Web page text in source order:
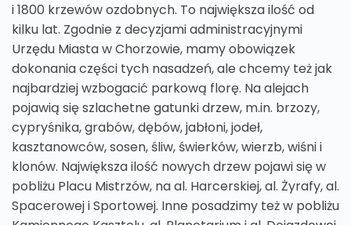
i 1800 krzewów ozdobnych. To największa ilość od
kilku lat. Zgodnie z decyzjami administracyjnymi
Urzędu Miasta w Chorzowie, mamy obowiązek
dokonania części tych nasadzeń, ale chcemy też jak
najbardziej wzbogacić parkową florę. Na alejach
pojawią się szlachetne gatunki drzew, m.in. brzozy,
cypryśnika, grabów, dębów, jabłoni, jodeł,
kasztanowców, sosen, śliw, świerków, wierzb, wiśni i
klonów. Największa ilość nowych drzew pojawi się w
pobliżu Placu Mistrzów, na al. Harcerskiej, al. Żyrafy, al.
Spacerowej i Sportowej. Inne posadzimy też w pobliżu